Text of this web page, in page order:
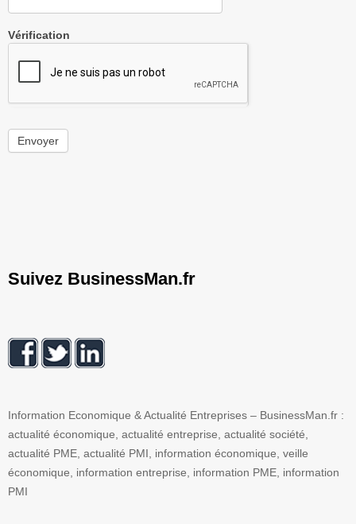
Vérification
Envoyer
Suivez BusinessMan.fr
Information Economique & Actualité Entreprises – BusinessMan.fr :
actualité économique, actualité entreprise, actualité société,
actualité PME, actualité PMI, information économique, veille
économique, information entreprise, information PME, information
PMI